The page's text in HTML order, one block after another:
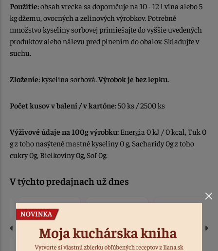
Použitie:obsah vrecka sa doporučuje na 10 - 12 l vína alebo 5
kg džemu, ovocných a zelinových výrobkov. Potrebné
množstvo kyseliny sorbovej primiešajte do vyššie uvedených
produktov alebo nálevu pred plnením do obalov. Skladujte v
suchu.
Zloženie:kyselina sorbová. Výrobok je bez lepku.
Počet kusov v balení / v kartóne:50 ks / 2500 ks
Výživové údaje na 100g výrobku: Energia 0 kJ / 0 kcal, Tuk 0
g z toho nasýtené mastné kyseliny 0 g, Sacharidy 0g z toho
cukry 0g, Bielkoviny 0g, Soľ 0g.
V týchto predajnach už dnes